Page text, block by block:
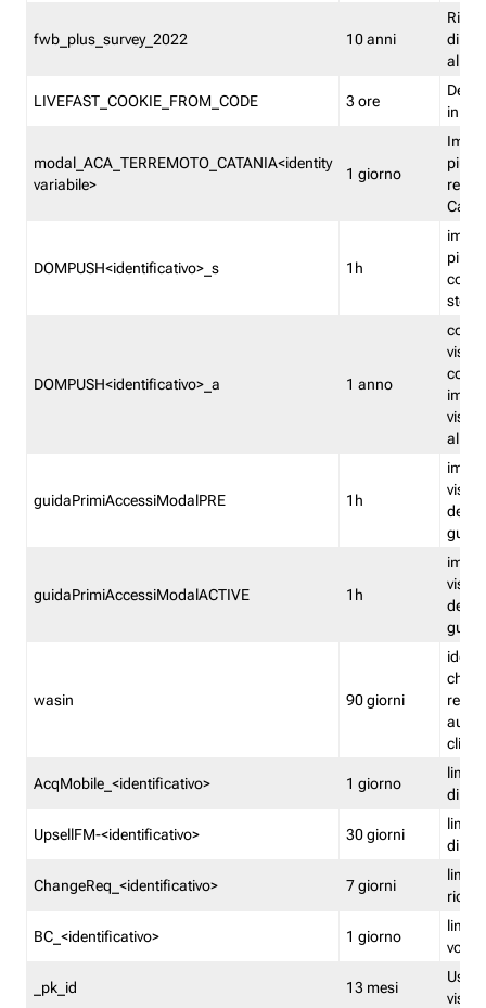
fwb_plus_survey_2022 10 anni
di
LIVEFAST_COOKIE_FROM_CODE 3 ore
in
modal_ACA_TERREMOTO_CATANIA<identity
variabile>
1 giorno
più
DOMPUSH<identificativo>_s 1h
più
DOMPUSH<identificativo>_a 1 anno
guidaPrimiAccessiModalPRE 1h
della
guidaPrimiAccessiModalACTIVE 1h
della
wasin 90 giorni
che
rete
clienti
AcqMobile_<identificativo> 1 giorno
limita
di
UpsellFM-<identificativo> 30 giorni
limita
di
ChangeReq_<identificativo> 7 giorni
limita
BC_<identificativo> 1 giorno
limita
_pk_id 13 mesi